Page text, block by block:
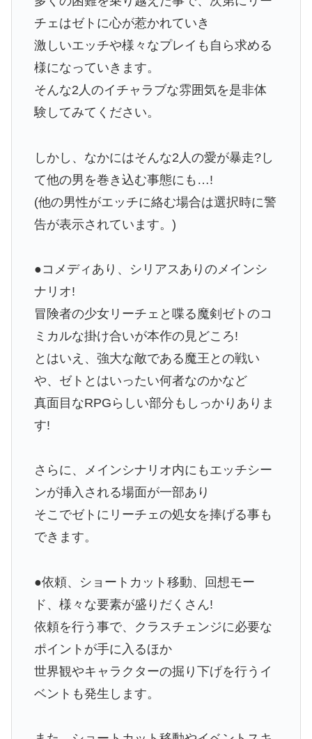
チェはゼトに心が惹かれていき
激しいエッチや様々なプレイも自ら求める
様になっていきます。
そんな2人のイチャラブな雰囲気を是非体
験してみてください。
しかし、なかにはそんな2人の愛が暴走?し
て他の男を巻き込む事態にも…!
(他の男性がエッチに絡む場合は選択時に警
告が表示されています。)
●コメディあり、シリアスありのメインシ
ナリオ!
冒険者の少女リーチェと喋る魔剣ゼトのコ
ミカルな掛け合いが本作の見どころ!
とはいえ、強大な敵である魔王との戦い
や、ゼトとはいったい何者なのかなど
真面目なRPGらしい部分もしっかりありま
す!
さらに、メインシナリオ内にもエッチシー
ンが挿入される場面が一部あり
そこでゼトにリーチェの処女を捧げる事も
できます。
●依頼、ショートカット移動、回想モー
ド、様々な要素が盛りだくさん!
依頼を行う事で、クラスチェンジに必要な
ポイントが手に入るほか
世界観やキャラクターの掘り下げを行うイ
ベントも発生します。